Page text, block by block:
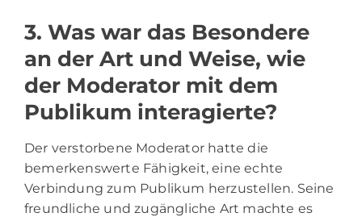
3. Was war das Besondere
an der Art und Weise, wie
der Moderator mit dem
Publikum interagierte?
Der verstorbene Moderator hatte die
bemerkenswerte Fähigkeit, eine echte
Verbindung zum Publikum herzustellen. Seine
freundliche und zugängliche Art machte es